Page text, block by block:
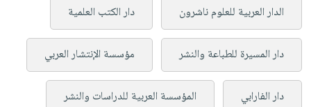
الدار العربية للعلوم ناشرون دار الكتب العلمية
دار المسيرة للطباعة والنشر مؤسسة الإنتشار العربي
دار الفارابي المؤسسة العربية للدراسات والنشر